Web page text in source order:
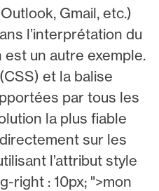
Gmail, etc.)
l’interprétation du
un autre exemple.
et la balise
par tous les
la plus fiable
sur les
l’attribut style
right : 10px; ">mon